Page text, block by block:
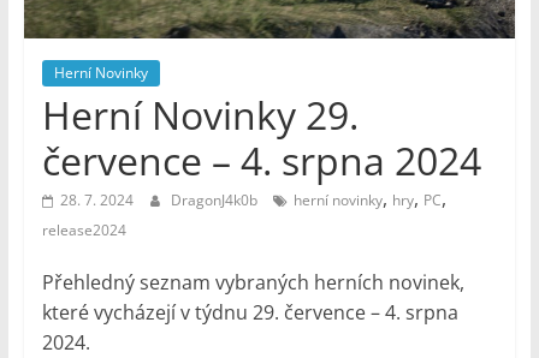
Geek
Noviny
Herní Novinky
Herní Novinky 29.
července – 4. srpna 2024
28. 7. 2024 DragonJ4k0b herní novinky, hry, PC,
release2024
Přehledný seznam vybraných herních novinek,
které vycházejí v týdnu 29. července – 4. srpna
2024.